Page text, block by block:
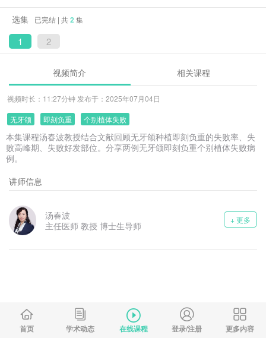
选集 已完结 | 共2 集
1 2
视频简介 相关课程
视频时长：11:27分钟 发布于：2025年07月04日
无牙颌 即刻负重 个别植体失败
本集课程汤春波教授结合文献回顾无牙颌种植即刻负重的失败率、失
败高峰期、失败好发部位。分享两例无牙颌即刻负重个别植体失败病
例。
讲师信息
汤春波
主任医师 教授 博士生导师
+ 更多
首页 学术动态 在线课程 登录/注册 更多内容